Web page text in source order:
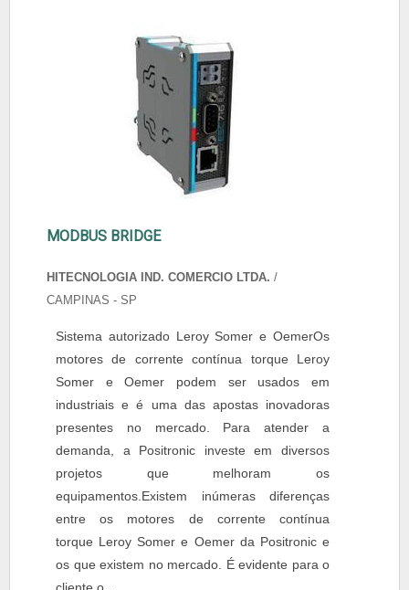
MODBUS BRIDGE
HITECNOLOGIA IND. COMERCIO LTDA. /
CAMPINAS - SP
Sistema autorizado Leroy Somer e OemerOs
motores de corrente contínua torque Leroy
Somer e Oemer podem ser usados em
industriais e é uma das apostas inovadoras
presentes no mercado. Para atender a
demanda, a Positronic investe em diversos
projetos que melhoram os
equipamentos.Existem inúmeras diferenças
entre os motores de corrente contínua
torque Leroy Somer e Oemer da Positronic e
os que existem no mercado. É evidente para o